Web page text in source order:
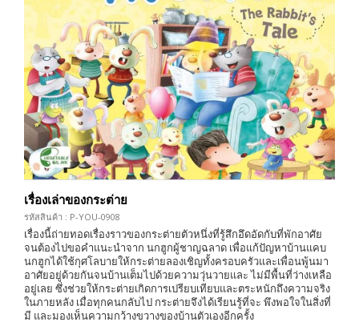
เรื่องเล่าของกระต่าย
รหัสสินค้า : P-YOU-0908
เรื่องนี้ถ่ายทอดเรื่องราวของกระต่ายตัวหนึ่งที่รู้สึกอึดอัดกับที่พักอาศัย
จนต้องไปขอคำแนะนำจาก นกฮูกผู้ชาญฉลาด เพื่อแก้ปัญหาบ้านแคบ
นกฮูกได้ใช้กุศโลบายให้กระต่ายลองเชิญทั้งครอบครัวและเพื่อนพู้นมา
อาศัยอยู่ด้วยกันจนบ้านเต็มไปด้วยความวุ่นวายและ ไม่มีพื้นที่ว่างเหลือ
อยู่เลย ซึ่งช่วยให้กระต่ายเกิดการเปรียบเทียบและตระหนักถึงความจริง
ในภายหลัง เมื่อทุกคนกลับไป กระต่ายจึงได้เรียนรู้ที่จะ พึงพอใจในสิ่งที่
มี และมองเห็นความกว้างขวางของบ้านตัวเองอีกครั้ง